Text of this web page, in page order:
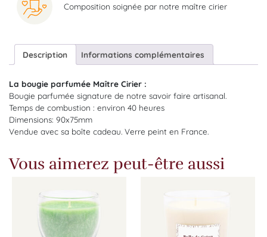
Composition soignée par notre maître cirier
Description Informations complémentaires
La bougie parfumée Maître Cirier :
Bougie parfumée signature de notre savoir faire artisanal.
Temps de combustion : environ 40 heures
Dimensions: 90x75mm
Vendue avec sa boîte cadeau. Verre peint en France.
Vous aimerez peut-être aussi